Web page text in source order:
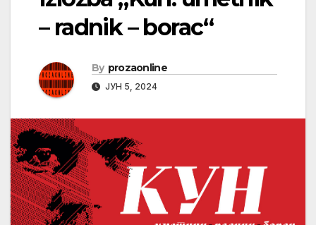
– radnik – borac“
By prozaonline
ЈУН 5, 2024